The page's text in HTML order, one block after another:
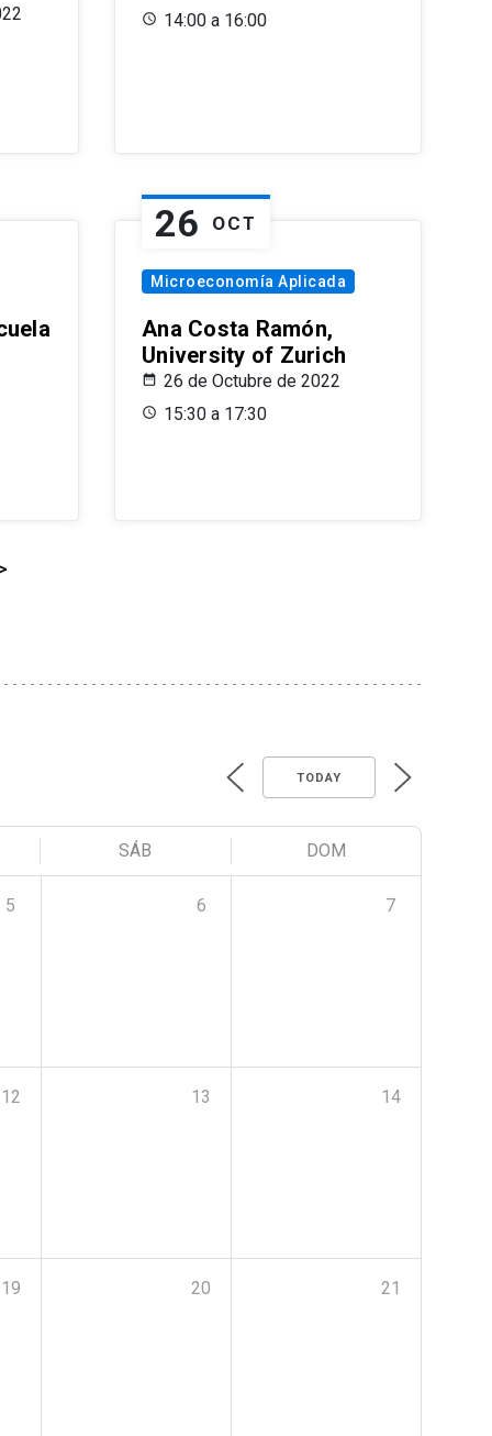
14:00 a 16:00
26 OCT
Microeconomía Aplicada
Ana Costa Ramón,
University of Zurich
26 de Octubre de 2022
15:30 a 17:30
TODAY
SÁB DOM
5 6 7
12 13 14
19 20 21